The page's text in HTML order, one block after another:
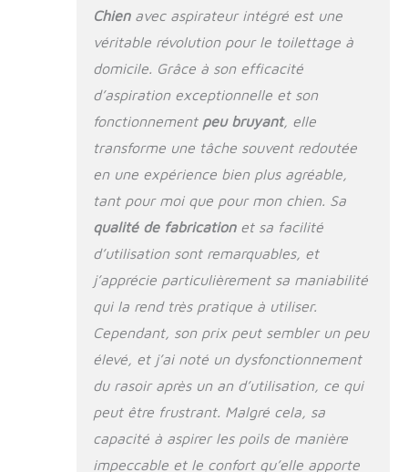
répondre à vos
différents besoins
Aspirateur pour
Animaux de
de toilettage pour
animaux de
compagnie
Meowant comprend
non seulement des
outils de toilettage
professionnels pour
chiens, mais
dispose également
de 3 niveaux
éliminer 99 % des
poils d'animaux
errants, la
d'aspiration
maximale est
d'environ 13 kpa et
Chienavec aspirateur intégré est une
véritable révolution pour le toilettage à
domicile. Grâce à son efficacité
d’aspiration exceptionnelle et son
fonctionnement peu bruyant, elle
transforme une tâche souvent redoutée
en une expérience bien plus agréable,
tant pour moi que pour mon chien. Sa
qualité de fabricationet sa facilité
d’utilisation sont remarquables, et
j’apprécie particulièrement sa maniabilité
qui la rend très pratique à utiliser.
Cependant, son prix peut sembler un peu
élevé, et j’ai noté un dysfonctionnement
du rasoir après un an d’utilisation, ce qui
peut être frustrant. Malgré cela, sa
capacité à aspirer les poils de manière
impeccable et le confort qu’elle apporte